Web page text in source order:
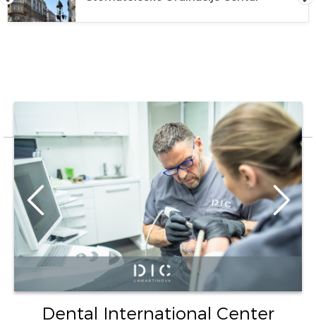
Dental International Center